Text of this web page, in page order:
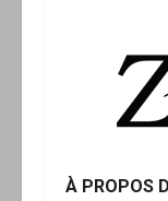
À PROPOS